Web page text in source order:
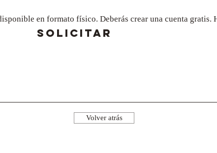
en formato físico. Deberás crear una cuenta gratis.
SOLICITAR
Volver atrás